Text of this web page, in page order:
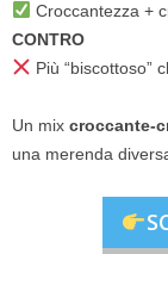
Croccantezza +
CONTRO
Più “biscottoso”
Un mix croccante-
una merenda